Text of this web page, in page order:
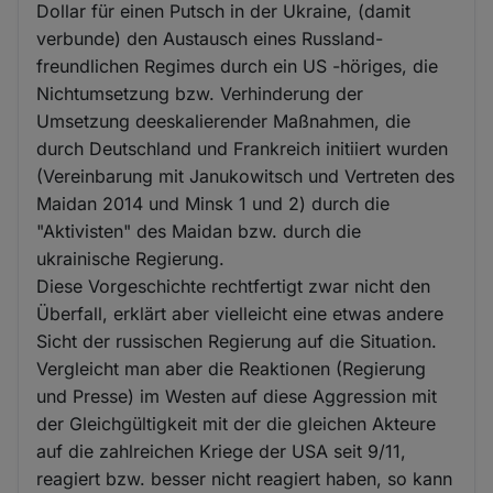
Dollar für einen Putsch in der Ukraine, (damit
verbunde) den Austausch eines Russland-
freundlichen Regimes durch ein US -höriges, die
Nichtumsetzung bzw. Verhinderung der
Umsetzung deeskalierender Maßnahmen, die
durch Deutschland und Frankreich initiiert wurden
(Vereinbarung mit Janukowitsch und Vertreten des
Maidan 2014 und Minsk 1 und 2) durch die
"Aktivisten" des Maidan bzw. durch die
ukrainische Regierung.
Diese Vorgeschichte rechtfertigt zwar nicht den
Überfall, erklärt aber vielleicht eine etwas andere
Sicht der russischen Regierung auf die Situation.
Vergleicht man aber die Reaktionen (Regierung
und Presse) im Westen auf diese Aggression mit
der Gleichgültigkeit mit der die gleichen Akteure
auf die zahlreichen Kriege der USA seit 9/11,
reagiert bzw. besser nicht reagiert haben, so kann